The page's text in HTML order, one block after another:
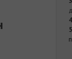
4.
5.